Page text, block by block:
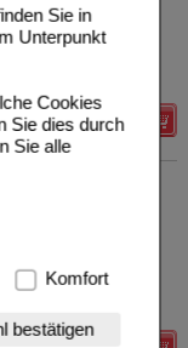
Sie in
Unterpunkt
Cookies
Sie dies durch
Sie alle
es sich um
Warenkorb,
verzichtet
Komfort
bestätigen
*
Details
3,03 €